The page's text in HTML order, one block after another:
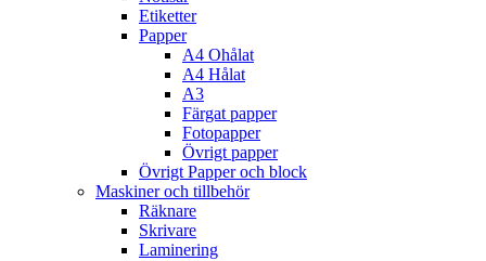
Etiketter
Papper
A4 Ohålat
A4 Hålat
A3
Färgat papper
Fotopapper
Övrigt papper
Övrigt Papper och block
Maskiner och tillbehör
Räknare
Skrivare
Laminering